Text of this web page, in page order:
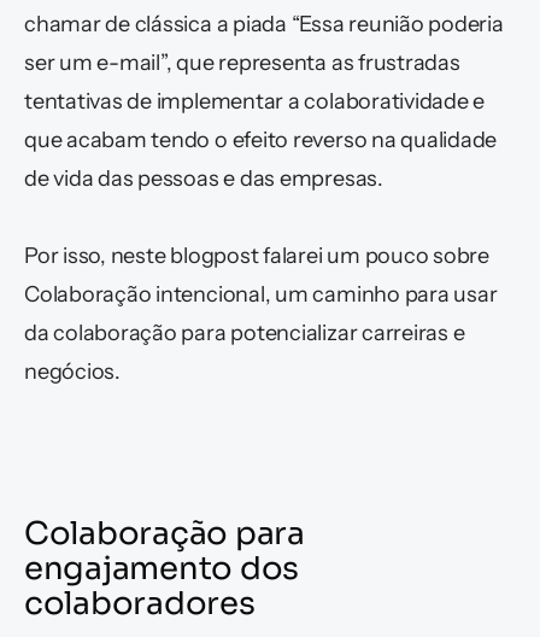
chamar de clássica a piada “Essa reunião poderia
ser um e-mail”, que representa as frustradas
tentativas de implementar a colaboratividade e
que acabam tendo o efeito reverso na qualidade
de vida das pessoas e das empresas.
Por isso, neste blogpost falarei um pouco sobre
Colaboração intencional, um caminho para usar
da colaboração para potencializar carreiras e
negócios.
Colaboração para
engajamento dos
colaboradores